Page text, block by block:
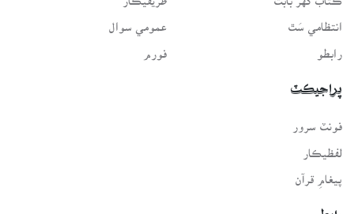
انتظامي سَٿ
رابطو
عمومي سوال
فورم
پراجيڪٽ
فونٽ سرور
لفظيڪار
پيغامِ قرآن